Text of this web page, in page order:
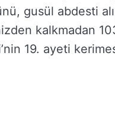
gusül abdesti
kalkmadan
19. ayeti